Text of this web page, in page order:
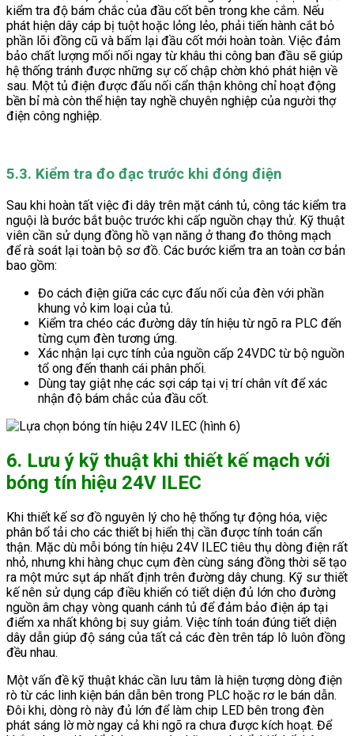
kiểm tra độ bám chắc của đầu cốt bên trong khe cắm. Nếu
phát hiện dây cáp bị tuột hoặc lỏng lẻo, phải tiến hành cắt bỏ
phần lõi đồng cũ và bấm lại đầu cốt mới hoàn toàn. Việc đảm
bảo chất lượng mối nối ngay từ khâu thi công ban đầu sẽ giúp
hệ thống tránh được những sự cố chập chờn khó phát hiện về
sau. Một tủ điện được đấu nối cẩn thận không chỉ hoạt động
bền bỉ mà còn thể hiện tay nghề chuyên nghiệp của người thợ
điện công nghiệp.
5.3. Kiểm tra đo đạc trước khi đóng điện
Sau khi hoàn tất việc đi dây trên mặt cánh tủ, công tác kiểm tra
nguội là bước bắt buộc trước khi cấp nguồn chạy thử. Kỹ thuật
viên cần sử dụng đồng hồ vạn năng ở thang đo thông mạch
để rà soát lại toàn bộ sơ đồ. Các bước kiểm tra an toàn cơ bản
bao gồm:
Đo cách điện giữa các cực đấu nối của đèn với phần
khung vỏ kim loại của tủ.
Kiểm tra chéo các đường dây tín hiệu từ ngõ ra PLC đến
từng cụm đèn tương ứng.
Xác nhận lại cực tính của nguồn cấp 24VDC từ bộ nguồn
tổ ong đến thanh cái phân phối.
Dùng tay giật nhẹ các sợi cáp tại vị trí chân vít để xác
nhận độ bám chắc của đầu cốt.
6. Lưu ý kỹ thuật khi thiết kế mạch với
bóng tín hiệu 24V ILEC
Khi thiết kế sơ đồ nguyên lý cho hệ thống tự động hóa, việc
phân bổ tải cho các thiết bị hiển thị cần được tính toán cẩn
thận. Mặc dù mỗi bóng tín hiệu 24V ILEC tiêu thụ dòng điện rất
nhỏ, nhưng khi hàng chục cụm đèn cùng sáng đồng thời sẽ tạo
ra một mức sụt áp nhất định trên đường dây chung. Kỹ sư thiết
kế nên sử dụng cáp điều khiển có tiết diện đủ lớn cho đường
nguồn âm chạy vòng quanh cánh tủ để đảm bảo điện áp tại
điểm xa nhất không bị suy giảm. Việc tính toán đúng tiết diện
dây dẫn giúp độ sáng của tất cả các đèn trên táp lô luôn đồng
đều nhau.
Một vấn đề kỹ thuật khác cần lưu tâm là hiện tượng dòng điện
rò từ các linh kiện bán dẫn bên trong PLC hoặc rơ le bán dẫn.
Đôi khi, dòng rò này đủ lớn để làm chip LED bên trong đèn
phát sáng lờ mờ ngay cả khi ngõ ra chưa được kích hoạt. Để